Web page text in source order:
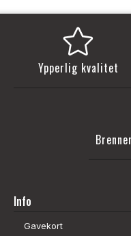
Ypperlig kvalitet
Info
Gavekort